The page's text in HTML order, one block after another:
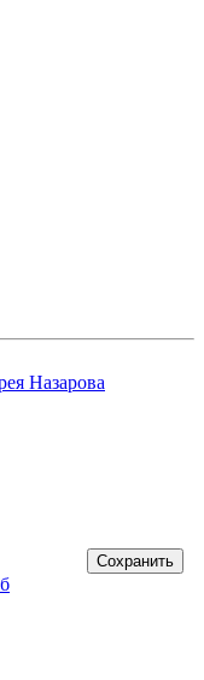
Назарова